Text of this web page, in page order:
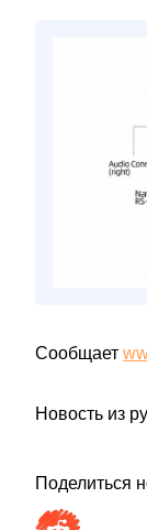
Сообщает
Новость из
Поделиться